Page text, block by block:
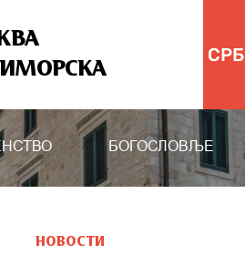
СРБ
БОГОСЛОВЉЕ
НОВОСТИ